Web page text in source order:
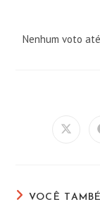
Nenhum voto
Abre
VOCÊ